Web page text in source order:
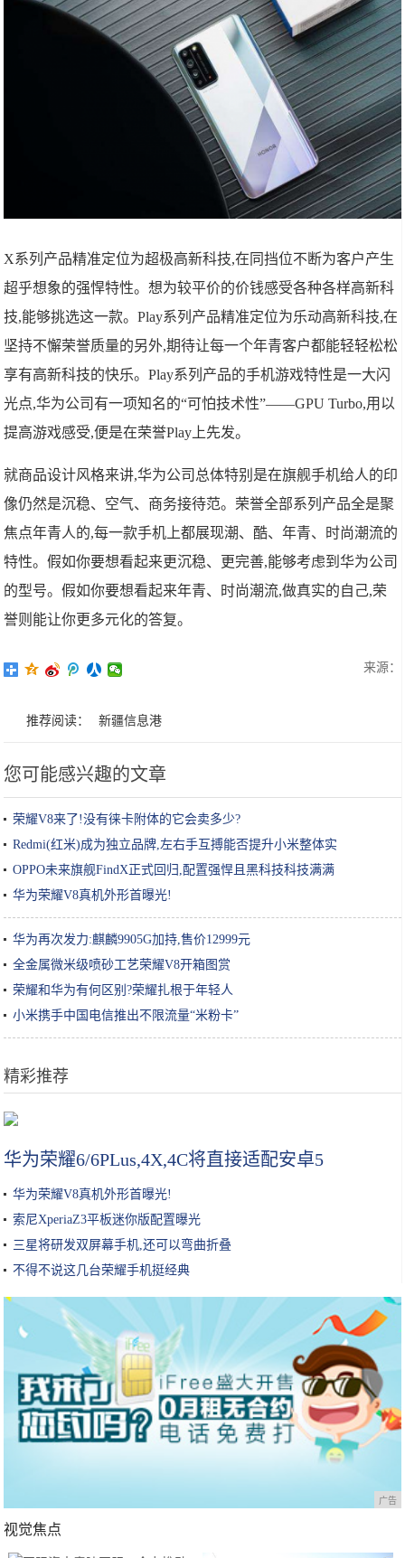
X系列产品精准定位为超极高新科技,在同挡位不断为客户产生
超乎想象的强悍特性。想为较平价的价钱感受各种各样高新科
技,能够挑选这一款。Play系列产品精准定位为乐动高新科技,在
坚持不懈荣誉质量的另外,期待让每一个年青客户都能轻轻松松
享有高新科技的快乐。Play系列产品的手机游戏特性是一大闪
光点,华为公司有一项知名的“可怕技术性”——GPU Turbo,用以
提高游戏感受,便是在荣誉Play上先发。
就商品设计风格来讲,华为公司总体特别是在旗舰手机给人的印
像仍然是沉稳、空气、商务接待范。荣誉全部系列产品全是聚
焦点年青人的,每一款手机上都展现潮、酷、年青、时尚潮流的
特性。假如你要想看起来更沉稳、更完善,能够考虑到华为公司
的型号。假如你要想看起来年青、时尚潮流,做真实的自己,荣
誉则能让你更多元化的答复。
来源：
推荐阅读： 新疆信息港
您可能感兴趣的文章
荣耀V8来了!没有徕卡附体的它会卖多少?
Redmi(红米)成为独立品牌,左右手互搏能否提升小米整体实
OPPO未来旗舰FindX正式回归,配置强悍且黑科技科技满满
华为荣耀V8真机外形首曝光!
华为再次发力:麒麟9905G加持,售价12999元
全金属微米级喷砂工艺荣耀V8开箱图赏
荣耀和华为有何区别?荣耀扎根于年轻人
小米携手中国电信推出不限流量“米粉卡”
精彩推荐
华为荣耀6/6PLus,4X,4C将直接适配安卓5
华为荣耀V8真机外形首曝光!
索尼XperiaZ3平板迷你版配置曝光
三星将研发双屏幕手机,还可以弯曲折叠
不得不说这几台荣耀手机挺经典
广告
视觉焦点